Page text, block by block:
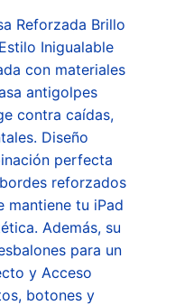
Reforzada Brillo
Inigualable
con materiales
antigolpes
contra caídas,
Diseño
perfecta
reforzados
mantiene tu iPad
Además, su
para un
y Acceso
botones y